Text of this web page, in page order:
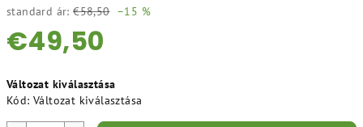
standard ár: €58,50 –15 %
€49,50
Változat kiválasztása
Kód: Változat kiválasztása